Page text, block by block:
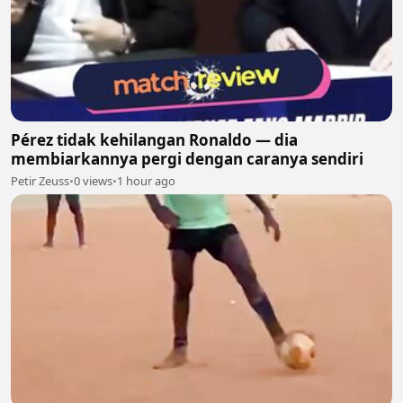
Pérez tidak kehilangan Ronaldo — dia
membiarkannya pergi dengan caranya sendiri
Petir Zeuss•0 views•1 hour ago